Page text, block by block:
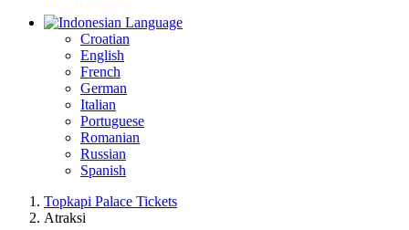
Language
Croatian
English
French
German
Italian
Portuguese
Romanian
Russian
Spanish
Topkapi Palace Tickets
Atraksi